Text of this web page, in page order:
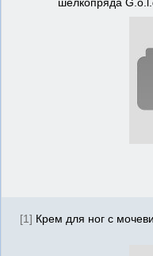
шелкопряда
[1] Крем для ног с